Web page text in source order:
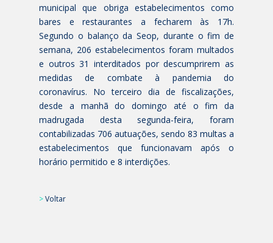
municipal que obriga estabelecimentos como
bares e restaurantes a fecharem às 17h.
Segundo o balanço da Seop, durante o fim de
semana, 206 estabelecimentos foram multados
e outros 31 interditados por descumprirem as
medidas de combate à pandemia do
coronavírus. No terceiro dia de fiscalizações,
desde a manhã do domingo até o fim da
madrugada desta segunda-feira, foram
contabilizadas 706 autuações, sendo 83 multas a
estabelecimentos que funcionavam após o
horário permitido e 8 interdições.
>Voltar